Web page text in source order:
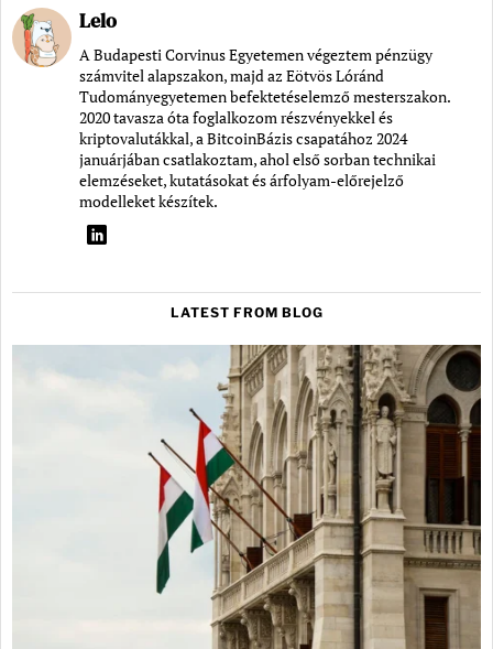
Lelo
A Budapesti Corvinus Egyetemen végeztem pénzügy
számvitel alapszakon, majd az Eötvös Lóránd
Tudományegyetemen befektetéselemző mesterszakon.
2020 tavasza óta foglalkozom részvényekkel és
kriptovalutákkal, a BitcoinBázis csapatához 2024
januárjában csatlakoztam, ahol első sorban technikai
elemzéseket, kutatásokat és árfolyam-előrejelző
modelleket készítek.
LATEST FROM BLOG